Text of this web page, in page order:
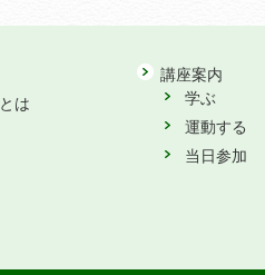
は
講座案内
学ぶ
運動する
当日参加